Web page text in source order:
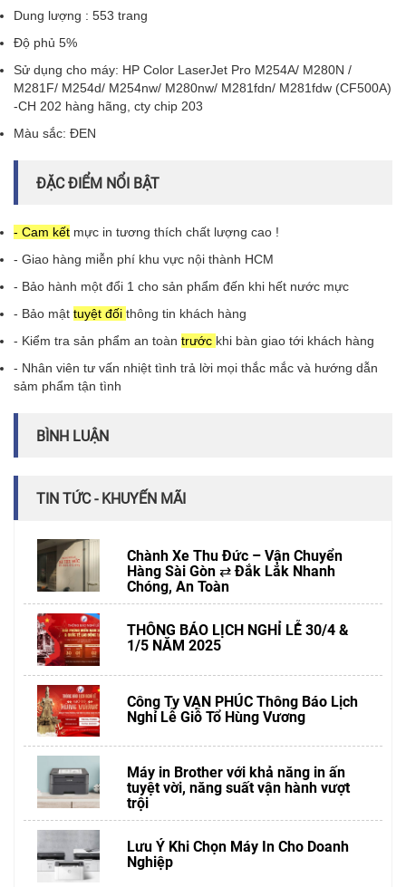
Dung lượng : 553 trang
Độ phủ 5%
Sử dụng cho máy: HP Color LaserJet Pro M254A/ M280N /
M281F/ M254d/ M254nw/ M280nw/ M281fdn/ M281fdw (CF500A)
-CH 202 hàng hãng, cty chip 203
Màu sắc: ĐEN
ĐẶC ĐIỂM NỔI BẬT
- Cam kết mực in tương thích chất lượng cao !
- Giao hàng miễn phí khu vực nội thành HCM
- Bảo hành một đổi 1 cho sản phẩm đến khi hết nước mực
- Bảo mật tuyệt đối thông tin khách hàng
- Kiểm tra sản phẩm an toàn trước khi bàn giao tới khách hàng
- Nhân viên tư vấn nhiệt tình trả lời mọi thắc mắc và hướng dẫn
sảm phẩm tận tình
BÌNH LUẬN
TIN TỨC - KHUYẾN MÃI
Chành Xe Thu Đức – Vận Chuyển
Hàng Sài Gòn ⇄ Đắk Lắk Nhanh
Chóng, An Toàn
THÔNG BÁO LỊCH NGHỈ LỄ 30/4 &
1/5 NĂM 2025
Công Ty VẠN PHÚC Thông Báo Lịch
Nghỉ Lễ Giỗ Tổ Hùng Vương
Máy in Brother với khả năng in ấn
tuyệt vời, năng suất vận hành vượt
trội
Lưu Ý Khi Chọn Máy In Cho Doanh
Nghiệp